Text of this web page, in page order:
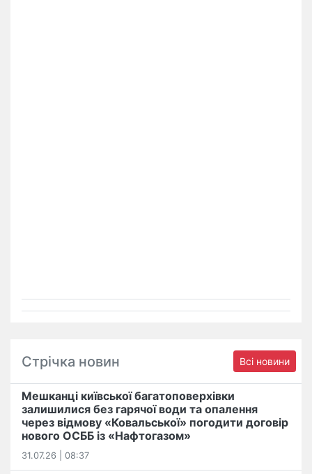
Стрічка новин Всі новини
Мешканці київської багатоповерхівки
залишилися без гарячої води та опалення
через відмову «Ковальської» погодити договір
нового ОСББ із «Нафтогазом»
31.07.26 | 08:37